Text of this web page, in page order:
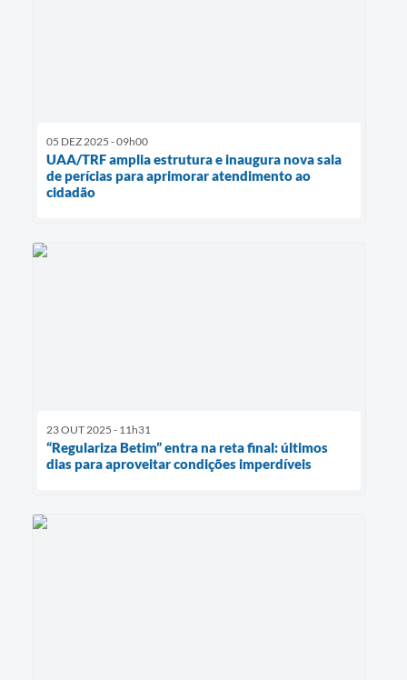
05 DEZ 2025 - 09h00
UAA/TRF amplia estrutura e inaugura nova sala
de perícias para aprimorar atendimento ao
cidadão
23 OUT 2025 - 11h31
“Regulariza Betim” entra na reta final: últimos
dias para aproveitar condições imperdíveis